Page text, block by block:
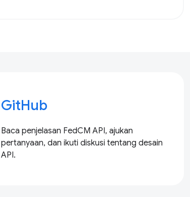
GitHub
Baca penjelasan FedCM API, ajukan
pertanyaan, dan ikuti diskusi tentang desain
API.